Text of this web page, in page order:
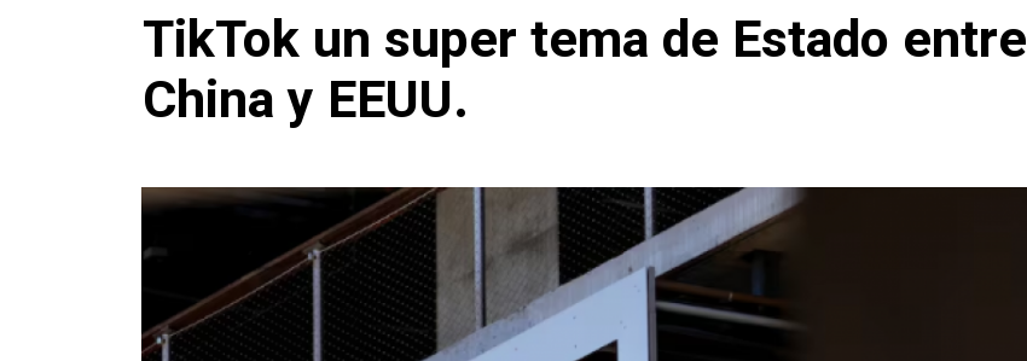
TikTok un super tema de Estado entre
China y EEUU.